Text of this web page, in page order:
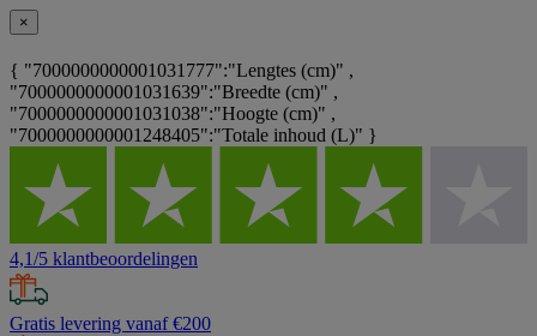
×
{ "7000000000001031777":"Lengtes (cm)" ,
"7000000000001031639":"Breedte (cm)" ,
"7000000000001031038":"Hoogte (cm)" ,
"7000000000001248405":"Totale inhoud (L)" }
4,1/5 klantbeoordelingen
Gratis levering vanaf €200